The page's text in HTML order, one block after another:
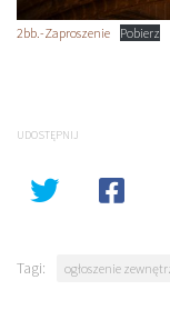
2bb.-Zaproszenie Pobierz
UDOSTĘPNIJ
Tagi: ogłoszenie